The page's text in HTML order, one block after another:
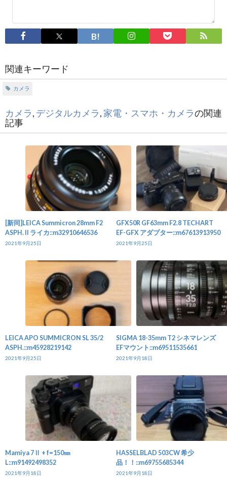
関連キーワード
カメラ
カメラ, デジタルカメラ, 家電・スマホ・カメラの関連
記事
[新同]LEICA Summicron 28mm F2
ASPH. II ライカ::m32910646536
2021年9月25日
GFX50R GF63mm F2.8 TECHART
EF-GFX アダプター::m67613913950
2021年9月25日
LEICA APO SUMMICRON SL 35/2
ASPH.::m45928219142
2021年9月25日
SIGMA 18-35mm T2 シネマレンズ
EFマウント::m69511535661
2021年9月18日
Mamiya 7Ⅱ + f=150㎜
L::m91492498352
2021年9月18日
HASSELBLAD 503CW 希少
品！！::m69755685344
2021年9月18日